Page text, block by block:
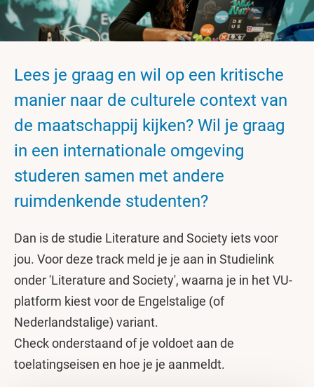
Lees je graag en wil op een kritische
manier naar de culturele context van
de maatschappij kijken? Wil je graag
in een internationale omgeving
studeren samen met andere
ruimdenkende studenten?
Dan is de studie Literature and Society iets voor
jou. Voor deze track meld je je aan in Studielink
onder 'Literature and Society', waarna je in het VU-
platform kiest voor de Engelstalige (of
Nederlandstalige) variant.
Check onderstaand of je voldoet aan de
toelatingseisen en hoe je je aanmeldt.